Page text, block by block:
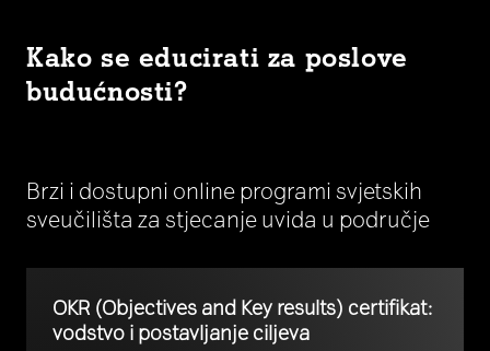
Kako se educirati za poslove
budućnosti?
Brzi i dostupni online programi svjetskih
sveučilišta za stjecanje uvida u područje
OKR (Objectives and Key results) certifikat:
vodstvo i postavljanje ciljeva